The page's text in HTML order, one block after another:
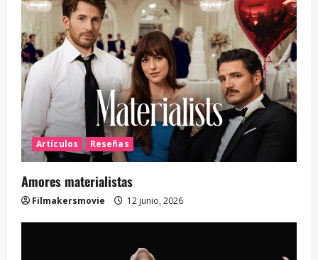
Artículos Reseñas
Amores materialistas
Filmakersmovie 12 junio, 2026